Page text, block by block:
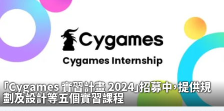
「Cygames 實習計畫 2024」招募中，提供規
劃及設計等五個實習課程